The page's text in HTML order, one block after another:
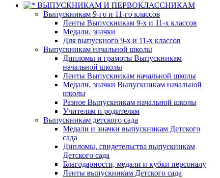
ВЫПУСКНИКАМ И ПЕРВОКЛАССНИКАМ
Выпускникам 9-го и 11-го классов
Ленты Выпускникам 9-х и 11-х классов
Медали, значки
Для выпускного 9-х и 11-х классов
Выпускникам начальной школы
Дипломы и грамоты Выпускникам
начальной школы
Ленты Выпускникам начальной школы
Медали, значки Выпускникам начальной
школы
Разное Выпускникам начальной школы
Учителям и родителям
Выпускникам детского сада
Медали и значки выпускникам Детского
сада
Дипломы, свидетельства выпускникам
Детского сада
Благодарности, медали и кубки персоналу
Ленты выпускникам Детского сада